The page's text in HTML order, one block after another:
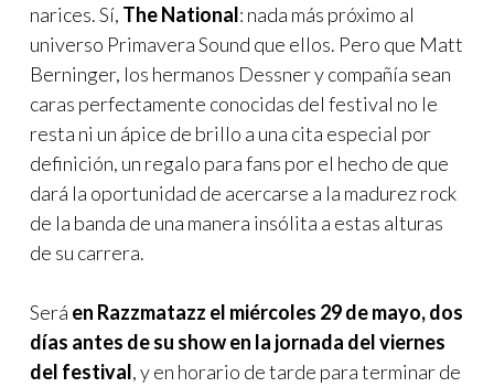
narices. Sí, The National: nada más próximo al
universo Primavera Sound que ellos. Pero que Matt
Berninger, los hermanos Dessner y compañía sean
caras perfectamente conocidas del festival no le
resta ni un ápice de brillo a una cita especial por
definición, un regalo para fans por el hecho de que
dará la oportunidad de acercarse a la madurez rock
de la banda de una manera insólita a estas alturas
de su carrera.
Será en Razzmatazz el miércoles 29 de mayo, dos
días antes de su show en la jornada del viernes
del festival, y en horario de tarde para terminar de